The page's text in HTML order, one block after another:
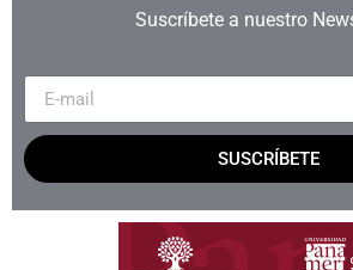
Suscríbete a nuestro
SUSCRÍBETE